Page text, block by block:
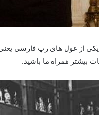
یکی از غول های رپ فارسی
بیشتر همراه ما باشید.